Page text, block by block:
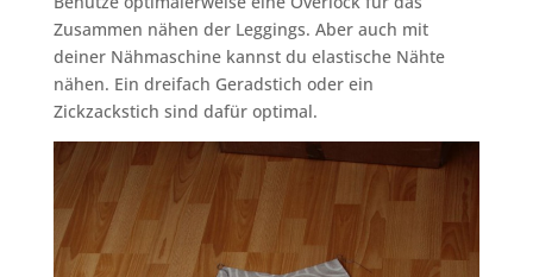
Zusammen nähen der Leggings. Aber auch mit
deiner Nähmaschine kannst du elastische Nähte
nähen. Ein dreifach Geradstich oder ein
Zickzackstich sind dafür optimal.